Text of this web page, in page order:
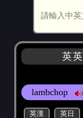
英
lambchop
英漢 英日